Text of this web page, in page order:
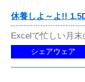
休養しよ～よ!!
Excelで忙しい月
シェアウェア